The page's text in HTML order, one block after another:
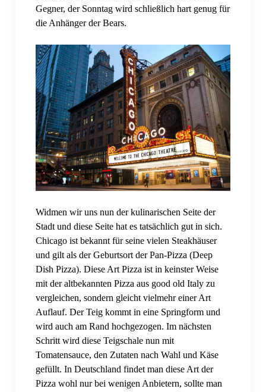
Charity-Event 2025
Feedback
Rechtliches
Allgemeine Geschäftsbedingungen
Datenschutzerklärung
Impressum
Vereinsordnung
Vereinssatzung
Schedule
Gegner, der Sonntag wird schließlich hart genug für
die Anhänger der Bears.
Widmen wir uns nun der kulinarischen Seite der
Stadt und diese Seite hat es tatsächlich gut in sich.
Chicago ist bekannt für seine vielen Steakhäuser
und gilt als der Geburtsort der Pan-Pizza (Deep
Dish Pizza). Diese Art Pizza ist in keinster Weise
mit der altbekannten Pizza aus good old Italy zu
vergleichen, sondern gleicht vielmehr einer Art
Auflauf. Der Teig kommt in eine Springform und
wird auch am Rand hochgezogen. Im nächsten
Schritt wird diese Teigschale nun mit
Tomatensauce, den Zutaten nach Wahl und Käse
gefüllt. In Deutschland findet man diese Art der
Pizza wohl nur bei wenigen Anbietern, sollte man